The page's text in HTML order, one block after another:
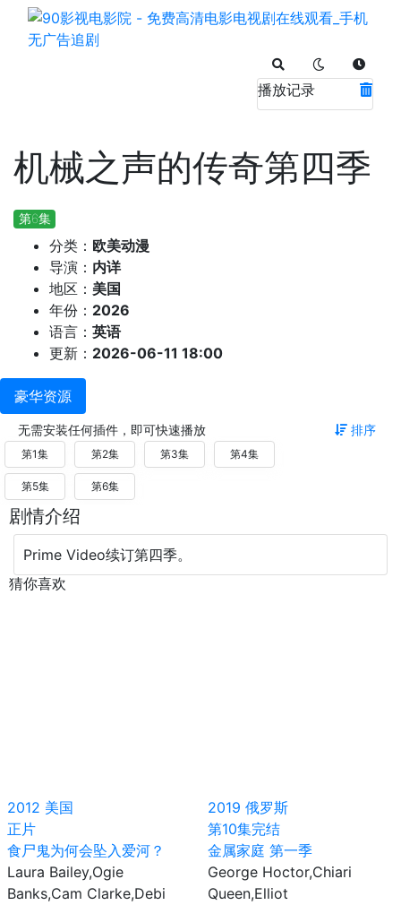
播放记录
机械之声的传奇第四季
第6集
分类： 欧美动漫
导演： 内详
地区： 美国
年份： 2026
语言： 英语
更新： 2026-06-11 18:00
豪华资源
无需安装任何插件，即可快速播放 排序
第1集 第2集 第3集 第4集
第5集 第6集
剧情介绍
Prime Video续订第四季。
猜你喜欢
2012 美国
正片
食尸鬼为何会坠入爱河？
Laura Bailey,Ogie
Banks,Cam Clarke,Debi
2019 俄罗斯
第10集完结
金属家庭 第一季
George Hoctor,Chiari
Queen,Elliot